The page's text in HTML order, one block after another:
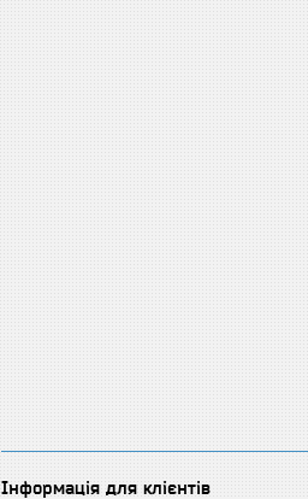
Інформація для клієнтів